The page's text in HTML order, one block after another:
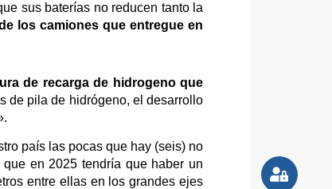
sus baterías no reducen tanto la
los camiones que entregue en
de recarga de hidrogeno que
de pila de hidrógeno, el desarrollo
país las pocas que hay (seis) no
en 2025 tendría que haber un
entre ellas en los grandes ejes